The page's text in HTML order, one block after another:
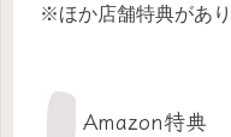
※ほか店舗特典があ
Amazon特典